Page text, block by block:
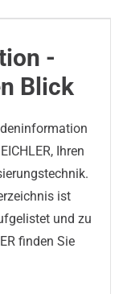
-
Blick
Ihren
ist
und zu
finden Sie